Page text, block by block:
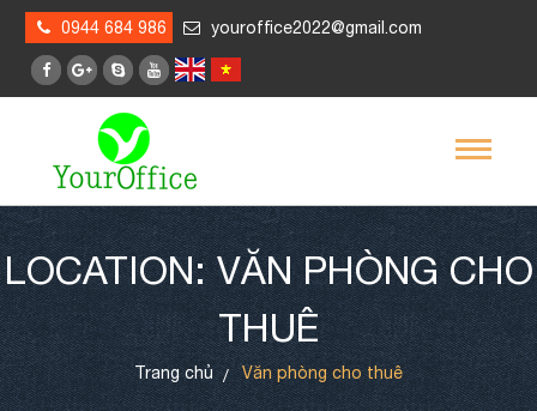
0944 684 986 youroffice2022@gmail.com
LOCATION: VĂN PHÒNG CHO
THUÊ
Trang chủ Văn phòng cho thuê